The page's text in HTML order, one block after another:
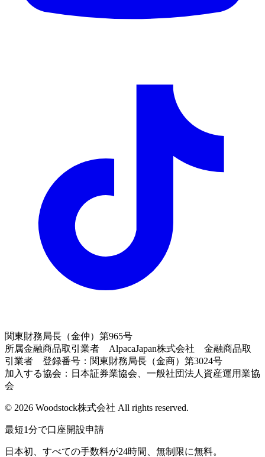
関東財務局長（金仲）第965号
所属金融商品取引業者 AlpacaJapan株式会社 金融商品取
引業者 登録番号：関東財務局長（金商）第3024号
加入する協会：日本証券業協会、一般社団法人資産運用業協
会
© 2026 Woodstock株式会社 All rights reserved.
最短1分で口座開設申請
日本初、すべての手数料が24時間、無制限に無料。